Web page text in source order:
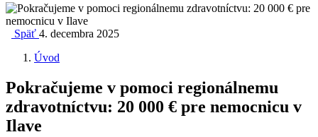
Späť 4. decembra 2025
Úvod
Pokračujeme v pomoci regionálnemu
zdravotníctvu: 20 000 € pre nemocnicu v
Ilave